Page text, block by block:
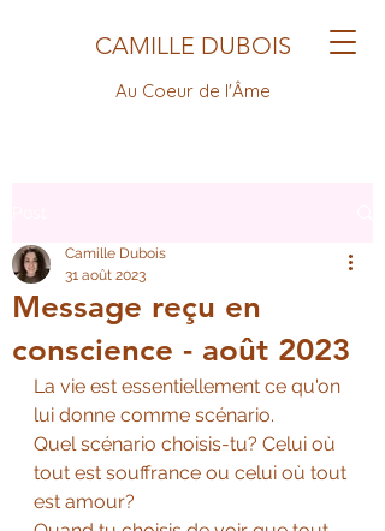
CAMILLE DUBOIS
Au Coeur de l'Âme
Message reçu en
conscience - août 2023
Camille Dubois
31 août 2023
La vie est essentiellement ce qu'on
lui donne comme scénario.
Quel scénario choisis-tu? Celui où
tout est souffrance ou celui où tout
est amour?